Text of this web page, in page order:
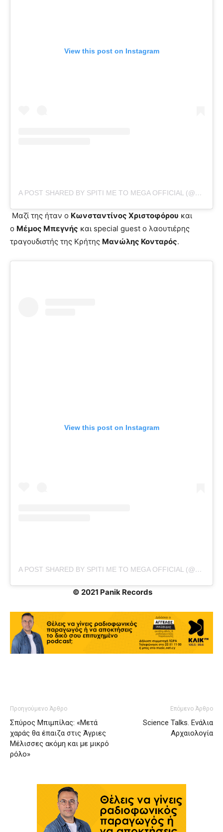
View this post on Instagram
A POST SHARED BY SPITI ME TO MEGA OFFICIAL (@SPITIMETOMEGA)
Μαζί της ήταν ο Κωνσταντίνος Χριστοφόρου και
ο Μέμος Μπεγνής και special guest ο λαουτιέρης
τραγουδιστής της Κρήτης Μανώλης Κονταρός.
View this post on Instagram
A POST SHARED BY SPITI ME TO MEGA OFFICIAL (@SPITIMETOMEGA)
© 2021 Panik Records
Προηγούμενο Άρθρο
Σπύρος Μπιμπίλας: «Μετά
χαράς θα έπαιζα στις Άγριες
Μέλισσες ακόμη και με μικρό
ρόλο»
Επόμενο Άρθρο
Science Talks. Ενάλια
Αρχαιολογία